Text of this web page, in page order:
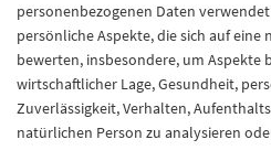
personenbezogenen Daten
persönliche Aspekte, die sich auf eine
bewerten, insbesondere, um Aspekte
wirtschaftlicher Lage, Gesundheit,
Zuverlässigkeit, Verhalten,
natürlichen Person zu analysieren